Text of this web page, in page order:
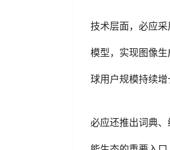
技术层面，必应
模型，实现图像
球用户规模持续增
必应还推出词典